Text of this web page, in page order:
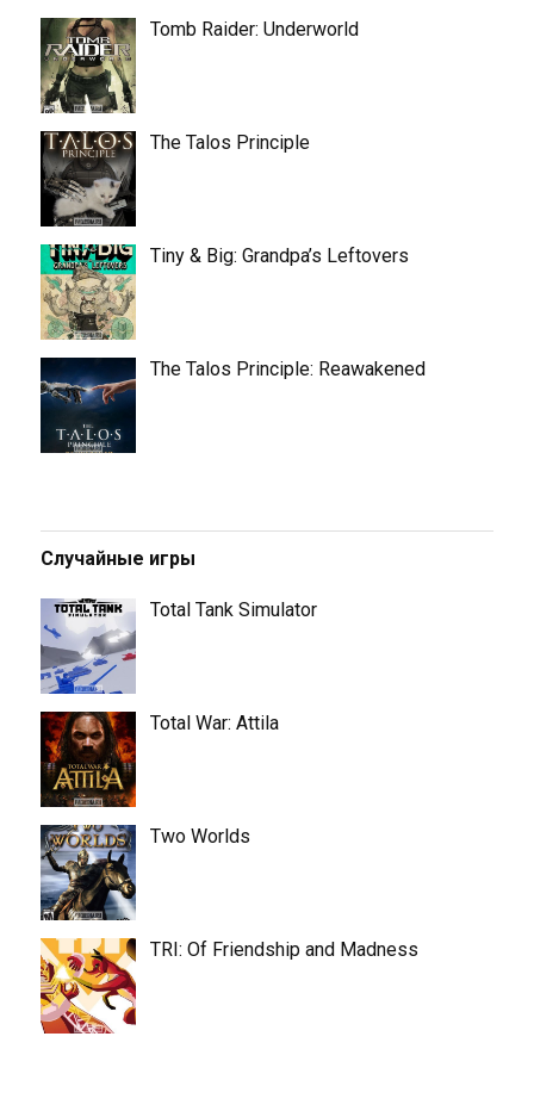
Tomb Raider: Underworld
The Talos Principle
Tiny & Big: Grandpa’s Leftovers
The Talos Principle: Reawakened
Случайные игры
Total Tank Simulator
Total War: Attila
Two Worlds
TRI: Of Friendship and Madness